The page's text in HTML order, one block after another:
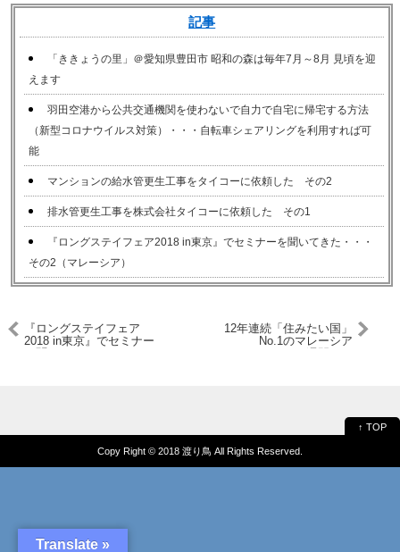
記事
「ききょうの里」＠愛知県豊田市 昭和の森は毎年7月～8月 見頃を迎
えます
羽田空港から公共交通機関を使わないで自力で自宅に帰宅する方法
（新型コロナウイルス対策）・・・自転車シェアリングを利用すれば可
能
マンションの給水管更生工事をタイコーに依頼した その2
排水管更生工事を株式会社タイコーに依頼した その1
『ロングステイフェア2018 in東京』でセミナーを聞いてきた・・・
その2（マレーシア）
『ロングステイフェア
2018 in東京』でセミナー
12年連続「住みたい国」
No.1のマレーシア
↑ TOP
Copy Right © 2018 渡り鳥 All Rights Reserved.
Translate »